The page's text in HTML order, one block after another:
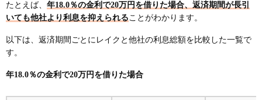
たとえば、 年18.0％の金利で20万円を借りた場合、返済期間が長引
いても他社より利息を抑えられることがわかります。
以下は、返済期間ごとにレイクと他社の利息総額を比較した一覧で
す。
年18.0％の金利で20万円を借りた場合